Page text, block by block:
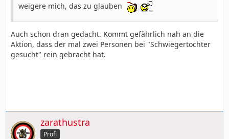
weigere mich, das zu glauben
Auch schon dran gedacht. Kommt gefährlich nah an die
Aktion, dass der mal zwei Personen bei "Schwiegertochter
gesucht" rein gebracht hat.
zarathustra
Profi